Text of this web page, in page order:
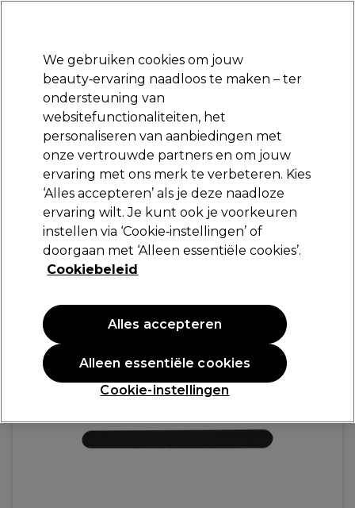
Aanmelden
Merken Deals Haar Elektra
Volgende dag geleverd*
Na verzending, maandag t/m vrijdag
ASP Nagelvijl Wood 180 10 st
9,69 €
We gebruiken cookies om jouw
beauty‑ervaring naadloos te maken – ter
ondersteuning van
websitefunctionaliteiten, het
personaliseren van aanbiedingen met
onze vertrouwde partners en om jouw
ervaring met ons merk te verbeteren. Kies
‘Alles accepteren’ als je deze naadloze
ervaring wilt. Je kunt ook je voorkeuren
instellen via ‘Cookie‑instellingen’ of
doorgaan met ‘Alleen essentiële cookies’.
Cookiebeleid
Cookie-instellingen
Alleen essentiële cookies
Alles accepteren